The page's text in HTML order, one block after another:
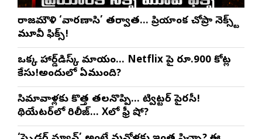
రాజమౌళి ‘వారణాసి’ తర్వాత… ప్రియాంక చోప్రా నెక్స్ట్
మూవీ ఫిక్స్!
ఒక్క హార్డ్‌డిస్క్ మాయం… Netflix పై రూ.900 కోట్ల
కేసు!అందులో ఏముంది?
సినిమావాళ్లకు కొత్త తలనొప్పి… ట్విట్టర్ పైరసీ!
థియేటర్‌లో రిలీజ్… Xలో ఫ్రీ షో?